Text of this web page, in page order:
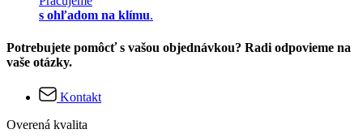
s ohľadom na klímu.
Potrebujete pomôcť s vašou objednávkou? Radi odpovieme na
vaše otázky.
Kontakt
Overená kvalita